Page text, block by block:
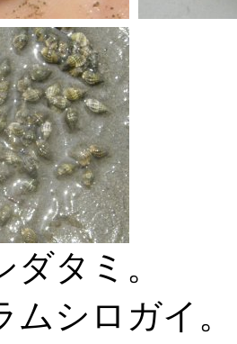
ダタミ。
ムシロガイ。